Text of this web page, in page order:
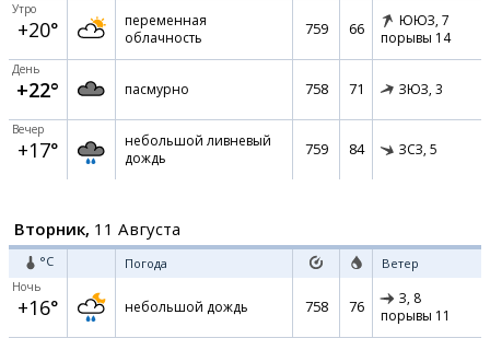
Утро
+20°
переменная
облачность
759 66 ЮЮЗ, 7
порывы 14
День
+22° пасмурно 758 71 ЗЮЗ, 3
Вечер
+17°
небольшой ливневый
дождь
759 84 ЗСЗ, 5
Вторник, 11 Августа
°C Погода Ветер
Ночь
+16° небольшой дождь 758 76 З, 8
порывы 11